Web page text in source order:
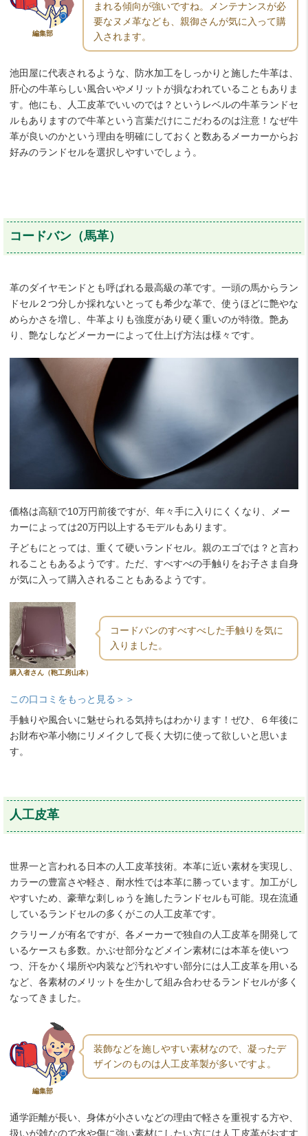
編集部
まれる傾向が強いですね。メンテナンスが必
要なヌメ革なども、親御さんが気に入って購
入されます。
池田屋に代表されるような、防水加工をしっかりと施した牛革は、
肝心の牛革らしい風合いやメリットが損なわれていることもありま
す。他にも、人工皮革でいいのでは？というレベルの牛革ランドセ
ルもありますので牛革という言葉だけにこだわるのは注意！なぜ牛
革が良いのかという理由を明確にしておくと数あるメーカーからお
好みのランドセルを選択しやすいでしょう。
コードバン（馬革）
革のダイヤモンドとも呼ばれる最高級の革です。一頭の馬からラン
ドセル２つ分しか採れないとっても希少な革で、使うほどに艶やな
めらかさを増し、牛革よりも強度があり硬く重いのが特徴。艶あ
り、艶なしなどメーカーによって仕上げ方法は様々です。
価格は高額で10万円前後ですが、年々手に入りにくくなり、メー
カーによっては20万円以上するモデルもあります。
子どもにとっては、重くて硬いランドセル。親のエゴでは？と言わ
れることもあるようです。ただ、すべすべの手触りをお子さま自身
が気に入って購入されることもあるようです。
購入者さん（鞄工房山本）
コードバンのすべすべした手触りを気に
入りました。
この口コミをもっと見る＞＞
手触りや風合いに魅せられる気持ちはわかります！ぜひ、６年後に
お財布や革小物にリメイクして長く大切に使って欲しいと思いま
す。
人工皮革
世界一と言われる日本の人工皮革技術。本革に近い素材を実現し、
カラーの豊富さや軽さ、耐水性では本革に勝っています。加工がし
やすいため、豪華な刺しゅうを施したランドセルも可能。現在流通
しているランドセルの多くがこの人工皮革です。
クラリーノが有名ですが、各メーカーで独自の人工皮革を開発して
いるケースも多数。かぶせ部分などメイン素材には本革を使いつ
つ、汗をかく場所や内装など汚れやすい部分には人工皮革を用いる
など、各素材のメリットを生かして組み合わせるランドセルが多く
なってきました。
編集部
装飾などを施しやすい素材なので、凝ったデ
ザインのものは人工皮革製が多いですよ。
通学距離が長い、身体が小さいなどの理由で軽さを重視する方や、
扱いが雑なので水や傷に強い素材にしたい方には人工皮革がおすす